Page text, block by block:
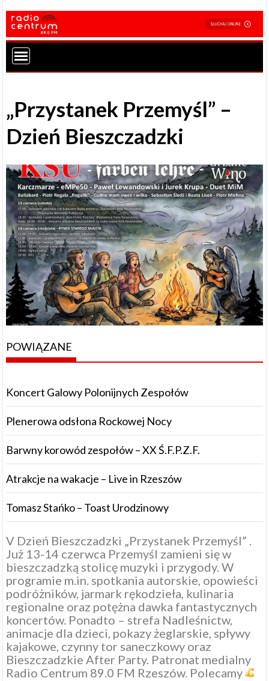
„Przystanek Przemyśl” –
Dzień Bieszczadzki
POWIĄZANE
Koncert Galowy Polonijnych Zespołów
Plenerowa odsłona Rockowej Nocy
Barwny korowód zespołów – XX Ś.F.P.Z.F.
Atrakcje na wakacje – Live in Rzeszów
Tomasz Stańko – Toast Urodzinowy
V Dzień Bieszczadzki „Przystanek Przemyśl” .
Już 13-14 czerwca Przemyśl zamieni się w
bieszczadzką stolicę muzyki i przygody. W
programie m.in. spotkania autorskie, opowieści
podróżników, jarmark rękodzieła, kulinaria
regionalne oraz potężna dawka fantastycznych
koncertów. Ponadto – strefa Nadleśnictw,
animacje dla dzieci, pokazy żeglarskie, spływy
kajakowe, czynny tor saneczkowy oraz
Bieszczadzkie After Party. Patronat medialny
Radio Centrum 89.0 FM Rzeszów. Polecamy